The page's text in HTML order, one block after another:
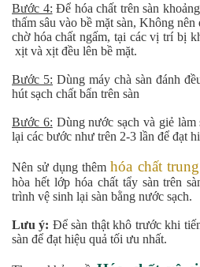
Bước 4: Để hóa chất trên sàn
thấm sâu vào bề mặt sàn, Không
chờ hóa chất ngấm, tại các vị trí bị
xịt và xịt đều lên bề mặt.
Bước 5: Dùng máy chà sàn đánh
hút sạch chất bẩn trên sàn
Bước 6: Dùng nước sạch và giẻ
lại các bước như trên 2-3 lần để đạt
Nên sử dụng thêm hóa chất
hòa hết lớp hóa chất tẩy sàn trên
trình vệ sinh lại sàn bằng nước sạch.
Lưu ý: Để sàn thật khô trước khi
sàn để đạt hiệu quả tối ưu nhất.